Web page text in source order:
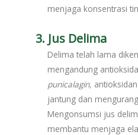
menjaga konsentrasi
3. Jus Delima
Delima telah lama
mengandung
punicalagin,
jantung dan
Mengonsumsi jus
membantu menjaga